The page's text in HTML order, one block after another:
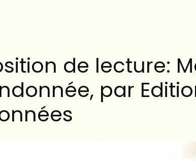
de lecture:
par